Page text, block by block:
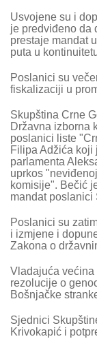
Usvojene su i
je predviđeno da
prestaje mandat
puta u
Poslanici su
fiskalizaciji u
Skupština Crne
Državna izborna
poslanici liste
Filipa Adžića koji
parlamenta
uprkos
komisije". Bečić
mandat poslanici
Poslanici su
i izmjene i
Zakona o
Vladajuća
rezolucije o
Bošnjačke
Sjednici
Krivokapić i